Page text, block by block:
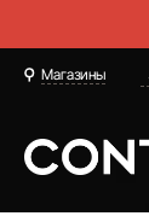
Магазины